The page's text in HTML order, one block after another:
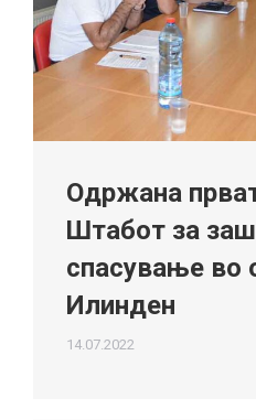
Одржана
Штабот за
спасување во
Илинден
14.07.2022